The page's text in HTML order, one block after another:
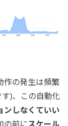
作の発生は頻繁
)、この自動化
ンしなくていい